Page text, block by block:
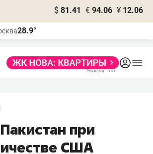
$ 81.41 € 94.06 ¥ 12.06
28.9°
при
США